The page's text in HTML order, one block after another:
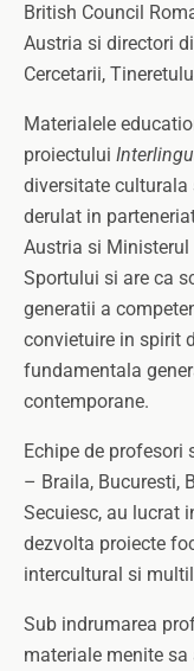
British Council
Austria si directori
Cercetarii,
Materialele
proiectului
diversitate culturala
derulat in
Austria si Ministerul
Sportului si are ca
generatii a
convietuire in spirit
fundamentala
contemporane.
Echipe de profesori
– Braila, Bucuresti,
Secuiesc, au lucrat
dezvolta proiecte
intercultural si
Sub indrumarea
materiale menite